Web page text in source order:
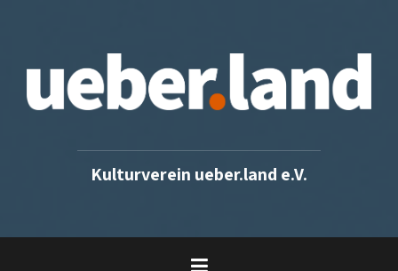
Kulturverein ueber.land e.V.